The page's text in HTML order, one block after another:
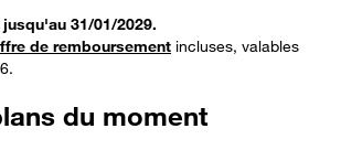
31/01/2029.
de remboursement incluses, valables
du moment